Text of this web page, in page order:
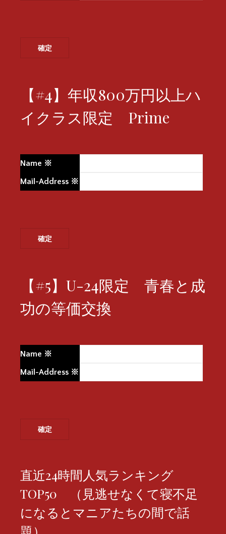
【#4】年収800万円以上ハ
イクラス限定 Prime
Name ※
Mail-Address ※
【#5】U-24限定 青春と成
功の等価交換
Name ※
Mail-Address ※
直近24時間人気ランキング
TOP50 （見逃せなくて寝不足
になるとマニアたちの間で話
題）